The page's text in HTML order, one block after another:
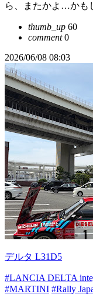
ら、またかよ…かも
thumb_up 60
comment0
2026/06/08 08:03
デルタ L31D5
#LANCIA DELTA
#MARTINI #Rally